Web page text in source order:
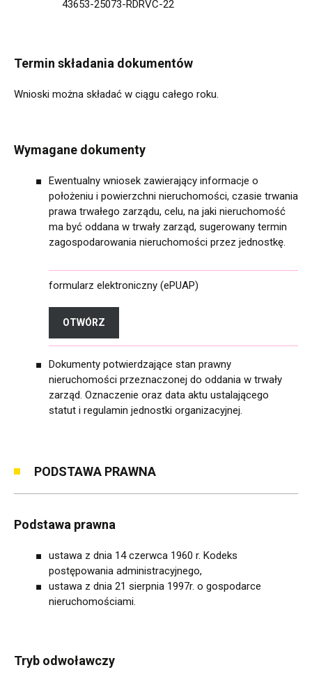
43653-25073-RDRVC-22
Termin składania dokumentów
Wnioski można składać w ciągu całego roku.
Wymagane dokumenty
Ewentualny wniosek zawierający informacje o
położeniu i powierzchni nieruchomości, czasie trwania
prawa trwałego zarządu, celu, na jaki nieruchomość
ma być oddana w trwały zarząd, sugerowany termin
zagospodarowania nieruchomości przez jednostkę.
formularz elektroniczny (ePUAP)
OTWÓRZ
Dokumenty potwierdzające stan prawny
nieruchomości przeznaczonej do oddania w trwały
zarząd. Oznaczenie oraz data aktu ustalającego
statut i regulamin jednostki organizacyjnej.
PODSTAWA PRAWNA
Podstawa prawna
ustawa z dnia 14 czerwca 1960 r. Kodeks
postępowania administracyjnego,
ustawa z dnia 21 sierpnia 1997r. o gospodarce
nieruchomościami.
Tryb odwoławczy